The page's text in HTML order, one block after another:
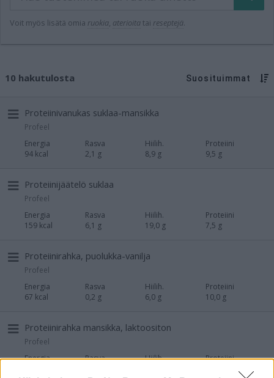
Voit myös lisätä omia ruokia, aterioitatai reseptejä.
10 hakutulosta Suosituimmat
Proteiinivanukas suklaa-mansikka
Profeel
Energia
94 kcal
Rasva
2,1 g
Hiilih.
8,9 g
Proteiini
9,5 g
Proteiinijäätelö suklaa
Profeel
Energia
159 kcal
Rasva
6,1 g
Hiilih.
19,0 g
Proteiini
7,5 g
Proteiinirahka, puolukka-vanilja
Profeel
Energia
67 kcal
Rasva
0,2 g
Hiilih.
6,0 g
Proteiini
10,0 g
Proteiinirahka mansikka, laktoositon
Profeel
Energia
Rasva
Hiilih.
Proteiini